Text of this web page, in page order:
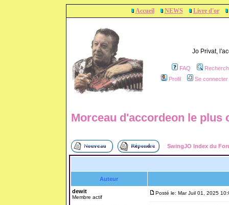
Accueil NEWS Livre d'or
Jo Privat,
FAQ
Profil
Se
Morceau d'accordeon le plus
SwingJO Index du
Auteur
dewit
Membre actif
Posté le: Mar Juil 01, 2025